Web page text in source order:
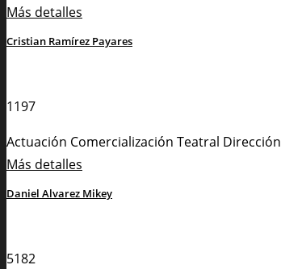
Más detalles
Cristian Ramírez Payares
1197
Actuación Comercialización Teatral Dirección
Más detalles
Daniel Alvarez Mikey
5182